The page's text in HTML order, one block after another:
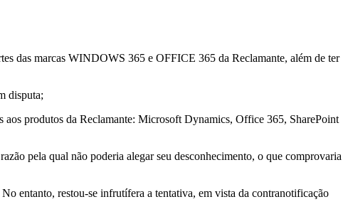
das marcas WINDOWS 365 e OFFICE 365 da Reclamante, além de ter
disputa;
produtos da Reclamante: Microsoft Dynamics, Office 365, SharePoint
pela qual não poderia alegar seu desconhecimento, o que comprovaria
entanto, restou-se infrutífera a tentativa, em vista da contranotificação